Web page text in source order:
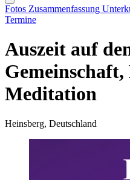
Fotos Zusammenfassung
Termine
Auszeit auf
Meditation
Heinsberg, Deutschland